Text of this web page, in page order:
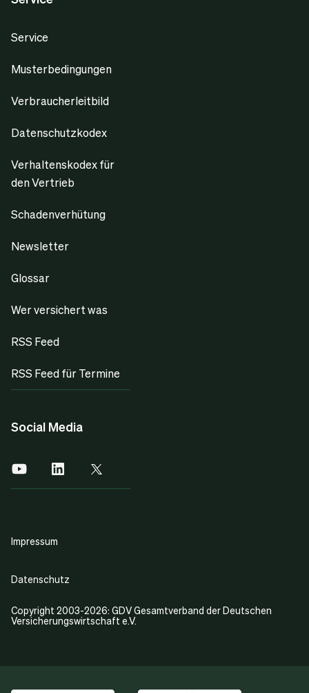
Service
Musterbedingungen
Verbraucherleitbild
Datenschutzkodex
Verhaltenskodex für
den Vertrieb
Schadenverhütung
Newsletter
Glossar
Wer versichert was
RSS Feed
RSS Feed für Termine
Social Media
Copyright 2003-2026: GDV Gesamtverband der Deutschen
Versicherungswirtschaft e.V.
Impressum
Datenschutz